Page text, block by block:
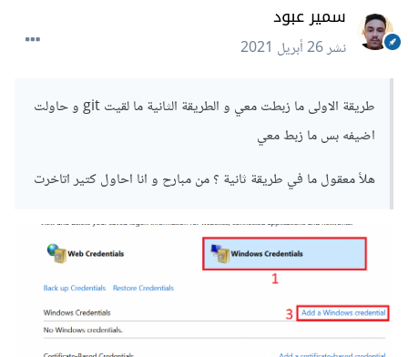
سمير عبود
نشر26 أبريل 2021
طريقة الاولى ما زبطت معي و الطريقة الثانية ما لقيت git و حاولت
اضيفه بس ما زبط معي
هلأ معقول ما في طريقة ثانية ؟ من مبارح و انا احاول كتير اتاخرت